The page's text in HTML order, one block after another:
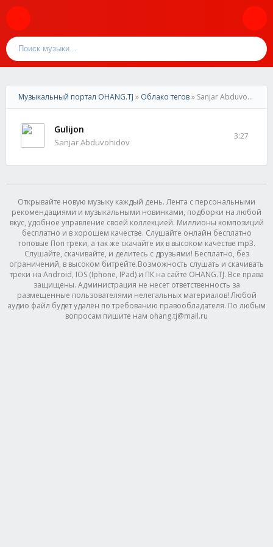
Музыкальный портал OHANG.TJ » Облако тегов» Sanjar Abduvohidov
Gulijon
Sanjar Abduvohidov
3:27
Открывайте новую музыку каждый день. Лента с персональными
рекомендациями и музыкальными новинками, подборки на любой
вкус, удобное управление своей коллекцией. Миллионы композиций
бесплатно и в хорошем качестве. Слушайте онлайн бесплатно
топовые Поп треки, а так же скачайте их в высоком качестве mp3.
Слушайте, скачивайте, и делитесь с друзьями! Бесплатно, без
ограничений, в высоком битрейте.Возможность слушать и скачивать
треки на Android, IOS (Iphone, IPad) и ПК на сайте OHANG.TJ. Все права
защищены. Администрация не несет ответственность за
размещенные пользователями нелегальных материалов! Любой
аудио файл будет удалён по требованию правообладателя. По любым
вопросам пишите нам ohang.tj@mail.ru